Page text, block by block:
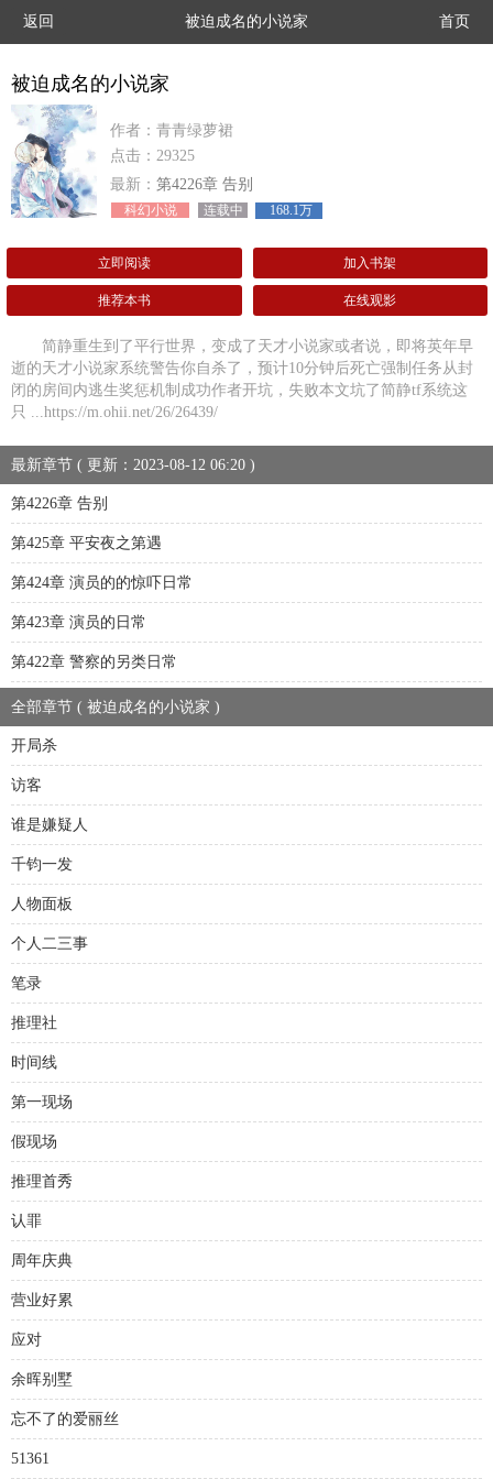
返回 被迫成名的小说家 首页
被迫成名的小说家
作者：青青绿萝裙
点击：29325
最新： 第4226章 告别
科幻小说 连载中 168.1万
立即阅读 加入书架
推荐本书 在线观影
简静重生到了平行世界，变成了天才小说家或者说，即将英年早
逝的天才小说家系统警告你自杀了，预计10分钟后死亡强制任务从封
闭的房间内逃生奖惩机制成功作者开坑，失败本文坑了简静tf系统这
只 ...https://m.ohii.net/26/26439/
最新章节 ( 更新：2023-08-12 06:20 )
第4226章 告别
第425章 平安夜之第遇
第424章 演员的的惊吓日常
第423章 演员的日常
第422章 警察的另类日常
全部章节 ( 被迫成名的小说家 )
开局杀
访客
谁是嫌疑人
千钧一发
人物面板
个人二三事
笔录
推理社
时间线
第一现场
假现场
推理首秀
认罪
周年庆典
营业好累
应对
余晖别墅
忘不了的爱丽丝
51361